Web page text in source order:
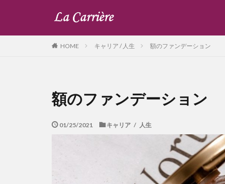
HOME キャリア / 人生 額のファンデーション
額のファンデーション
01/25/2021 キャリア / 人生